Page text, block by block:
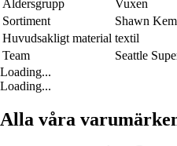
Åldersgrupp
Vuxen
Sortiment
Shawn
Huvudsakligt material textil
Team
Seattle
Loading...
Loading...
Alla våra